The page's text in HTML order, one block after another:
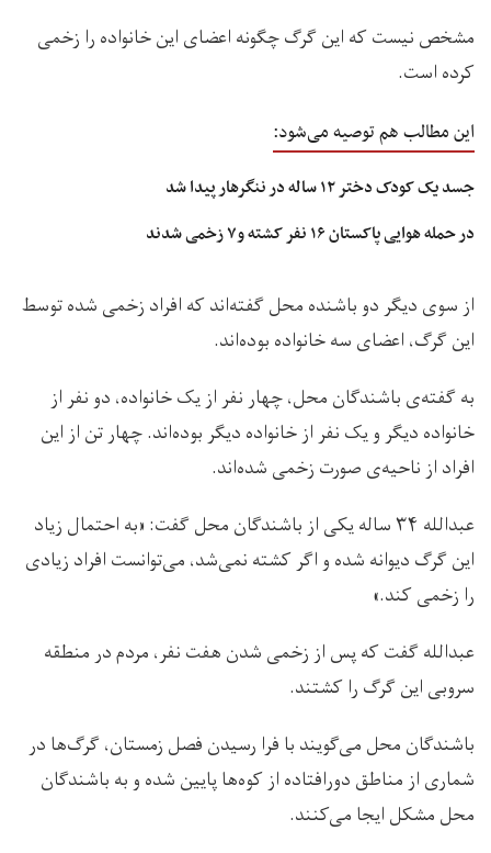
مشخص نیست که این گرگ چگونه اعضای این خانواده را زخمی
کرده است.
این مطالب هم توصیه می‌شود:
جسد یک کودک دختر ۱۲ ساله در ننگرهار پیدا شد
در حمله هوایی پاکستان ۱۶ نفر کشته و۷ زخمی شدند
از سوی دیگر دو باشنده محل گفته‌اند که افراد زخمی شده توسط
این گرگ، اعضای سه خانواده بوده‌اند.
به گفته‌ی باشندگان محل، چهار نفر از یک خانواده، دو نفر از
خانواده دیگر و یک نفر از خانواده دیگر بوده‌اند. چهار تن از این
افراد از ناحیه‌ی صورت زخمی شده‌اند.
عبدالله ۳۴ ساله یکی از باشندگان محل گفت: «به احتمال زیاد
این گرگ دیوانه شده و اگر کشته نمی‌شد، می‌توانست افراد زیادی
را زخمی کند.»
عبدالله گفت که پس از زخمی شدن هفت نفر، مردم در منطقه
سروبی این گرگ را کشتند.
باشندگان محل می‌گویند با فرا رسیدن فصل زمستان، گرگ‌ها در
شماری از مناطق دورافتاده از کوه‌ها پایین شده و به باشندگان
محل مشکل ایجا می‌کنند.